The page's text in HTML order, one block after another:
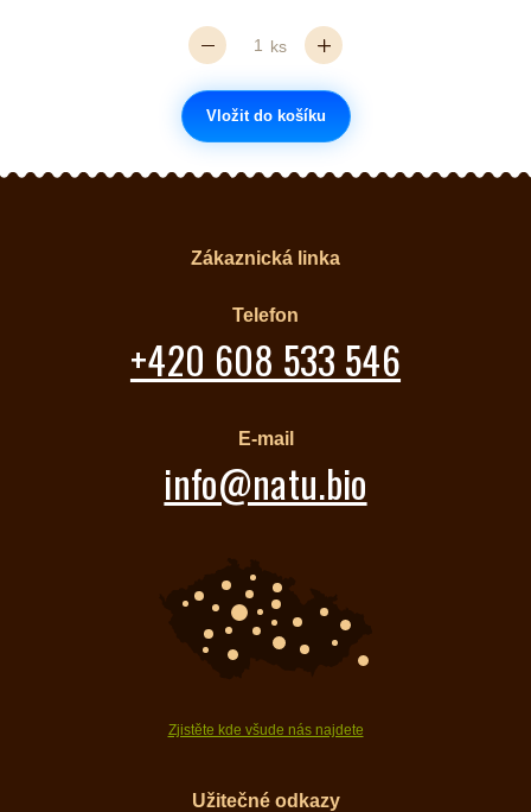
ks
Vložit do košíku
Zákaznická linka
Telefon
+420 608 533 546
E-mail
info@natu.bio
Zjistěte kde všude nás najdete
Užitečné odkazy